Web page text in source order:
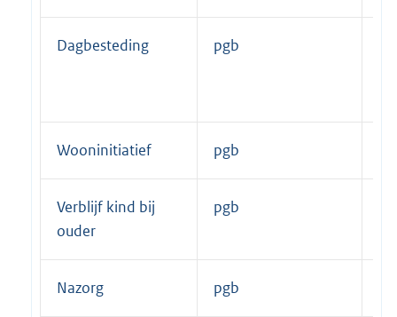
Dagbesteding pgb
Wooninitiatief pgb
Verblijf kind bij
ouder
pgb
Nazorg pgb